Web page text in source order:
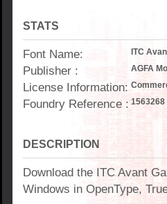
STATS
Font Name: ITC
Publisher : AGFA
License Information:
Foundry Reference : 1563268
DESCRIPTION
Download the ITC Avant
Windows in OpenType,